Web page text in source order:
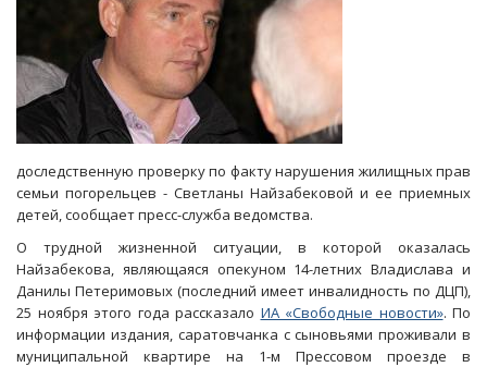
доследственную проверку по факту нарушения жилищных прав
семьи погорельцев - Светланы Найзабековой и ее приемных
детей, сообщает пресс-служба ведомства.
О трудной жизненной ситуации, в которой оказалась
Найзабекова, являющаяся опекуном 14-летних Владислава и
Данилы Петеримовых (последний имеет инвалидность по ДЦП),
25 ноября этого года рассказало ИА «Свободные новости». По
информации издания, саратовчанка с сыновьями проживали в
муниципальной квартире на 1-м Прессовом проезде в